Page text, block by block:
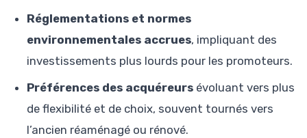
Réglementations et normes
environnementales accrues, impliquant des
investissements plus lourds pour les promoteurs.
Préférences des acquéreurs évoluant vers plus
de flexibilité et de choix, souvent tournés vers
l’ancien réaménagé ou rénové.